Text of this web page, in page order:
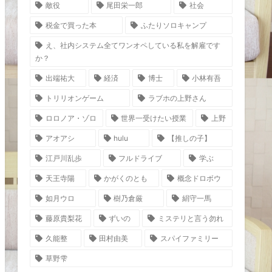
敵役 尾田栄一郎 社会
税金で買った本 ふたりソロキャンプ
え、社内システム全てワンオペしている私を解雇です
か？
出端祐大 経済 博士 小林有吾
トリリオンゲーム ラブホの上野さん
ロロノア・ゾロ 世界一受けたい授業 上野
アオアシ hulu 【推しの子】
江戸川乱歩 フルドライブ 学ぶ
天王寺陽 かがくのとも 概念ドロボウ
如月ウロ 樹乃倉厳 絹守一馬
藤原貴梨花 ずいの ミステリと言う勿れ
久能整 田村由美 スパイファミリー
草野雫